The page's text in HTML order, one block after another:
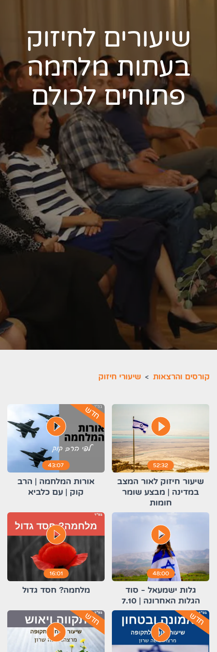
שיעורים לחיזוק
בעתות מלחמה
פתוחים לכולם
קורסים והרצאות > שיעורי חיזוק
52:32
play_circle_filled
שיעור חיזוק לאור המצב
במדינה | מבצע שומר
חומות
חדש
43:07
play_circle_filled
אורות המלחמה | הרב
קוק | עם כלביא
48:00
play_circle_filled
גלות ישמעאל - סוד
הגלות האחרונה | 7.10
16:01
play_circle_filled
מלחמה? חסד גדול
חדש
play_circle_filled
חדש
play_circle_filled